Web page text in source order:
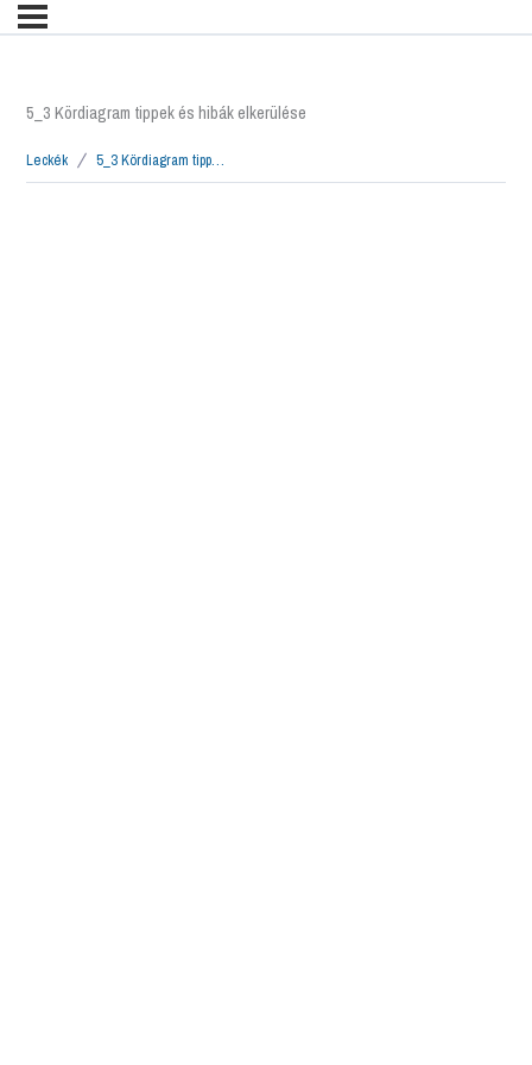
5_3 Kördiagram tippek és hibák elkerülése
Leckék 5_3 Kördiagram tippek és hibák elkerülése